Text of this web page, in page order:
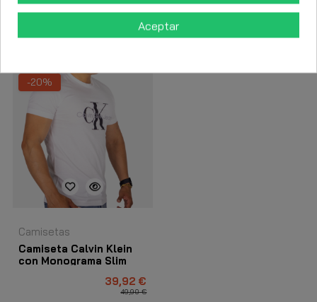
Los clientes que adquirieron este producto también
compraron:
-20%
Camisetas
Camiseta Calvin Klein
con Monograma Slim
39,92 €
49,90 €
Aceptar